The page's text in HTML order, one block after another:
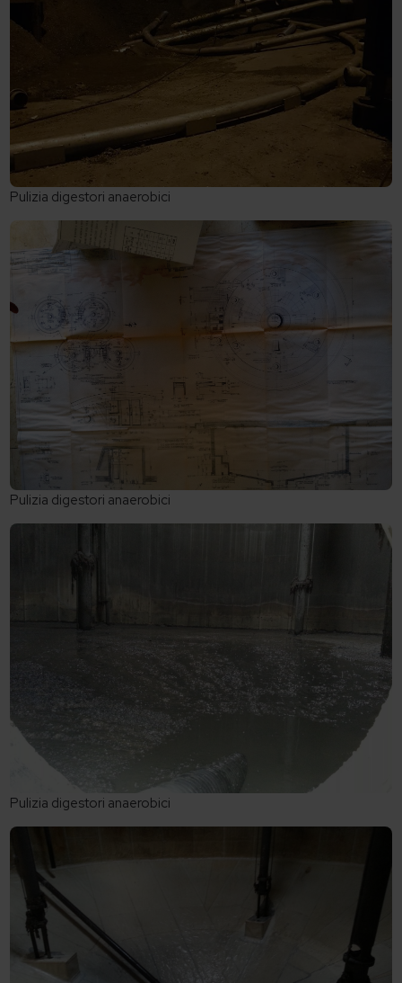
Pulizia digestori anaerobici
Pulizia digestori anaerobici
Pulizia digestori anaerobici